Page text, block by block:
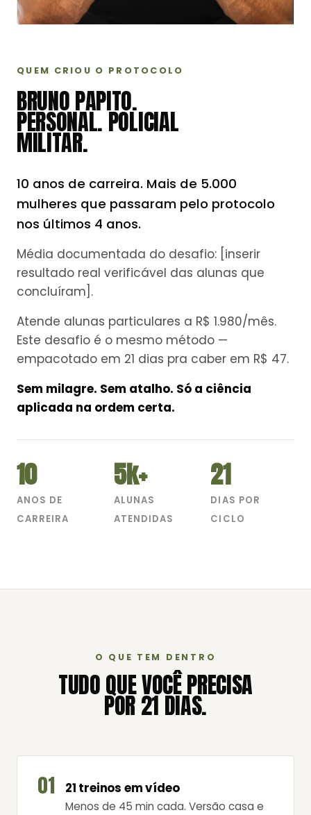
QUEM CRIOU O PROTOCOLO
BRUNO PAPITO.
PERSONAL. POLICIAL
MILITAR.
10 anos de carreira. Mais de 5.000
mulheres que passaram pelo protocolo
nos últimos 4 anos.
Média documentada do desafio: [inserir
resultado real verificável das alunas que
concluíram].
Atende alunas particulares a R$ 1.980/mês.
Este desafio é o mesmo método —
empacotado em 21 dias pra caber em R$ 47.
Sem milagre. Sem atalho. Só a ciência
aplicada na ordem certa.
10
ANOS DE
CARREIRA
5k+
ALUNAS
ATENDIDAS
21
DIAS POR
CICLO
O QUE TEM DENTRO
TUDO QUE VOCÊ PRECISA
POR 21 DIAS.
01 21 treinos em vídeo
Menos de 45 min cada. Versão casa e